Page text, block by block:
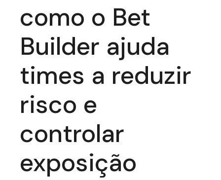
como o Bet
Builder ajuda
times a reduzir
risco e
controlar
exposição